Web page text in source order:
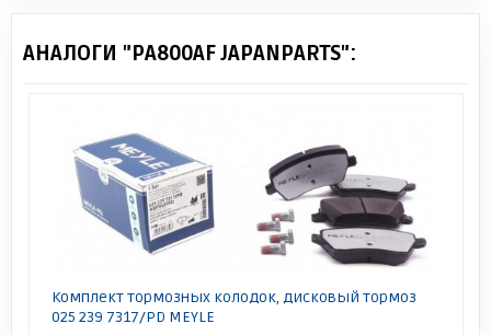
АНАЛОГИ "PA800AF JAPANPARTS":
Комплект тормозных колодок, дисковый тормоз
025 239 7317/PD MEYLE